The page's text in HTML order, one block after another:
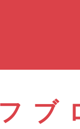
ップル碧南店
知県碧南市立山町4-32-1
ブ